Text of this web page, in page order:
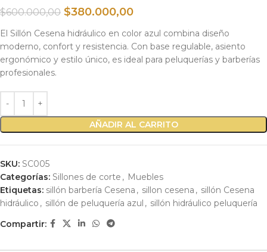
$600.000,00 $380.000,00
El Sillón Cesena hidráulico en color azul combina diseño
moderno, confort y resistencia. Con base regulable, asiento
ergonómico y estilo único, es ideal para peluquerías y barberías
profesionales.
AÑADIR AL CARRITO
SKU: SC005
Categorías: Sillones de corte , Muebles
Etiquetas: sillón barbería Cesena , sillon cesena , sillón Cesena
hidráulico , sillón de peluquería azul , sillón hidráulico peluquería
Compartir: